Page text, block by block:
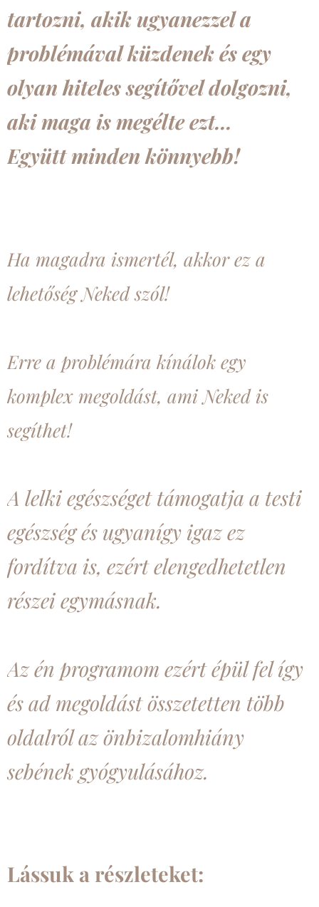
tartozni, akik ugyanezzel a
problémával küzdenek és egy
olyan hiteles segítővel dolgozni,
aki maga is megélte ezt...
Együtt minden könnyebb!
Ha magadra ismertél, akkor ez a
lehetőség Neked szól!
Erre a problémára kínálok egy
komplex megoldást, ami Neked is
segíthet!
A lelki egészséget támogatja a testi
egészség és ugyanígy igaz ez
fordítva is, ezért elengedhetetlen
részei egymásnak.
Az én programom ezért épül fel így
és ad megoldást összetetten több
oldalról az önbizalomhiány
sebének gyógyulásához.
Lássuk a részleteket: